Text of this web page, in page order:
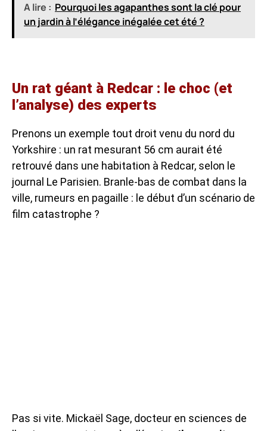
A lire : Pourquoi les agapanthes sont la clé pour
un jardin à l’élégance inégalée cet été ?
Un rat géant à Redcar : le choc (et
l’analyse) des experts
Prenons un exemple tout droit venu du nord du
Yorkshire : un rat mesurant 56 cm aurait été
retrouvé dans une habitation à Redcar, selon le
journal Le Parisien. Branle-bas de combat dans la
ville, rumeurs en pagaille : le début d’un scénario de
film catastrophe ?
Pas si vite. Mickaël Sage, docteur en sciences de